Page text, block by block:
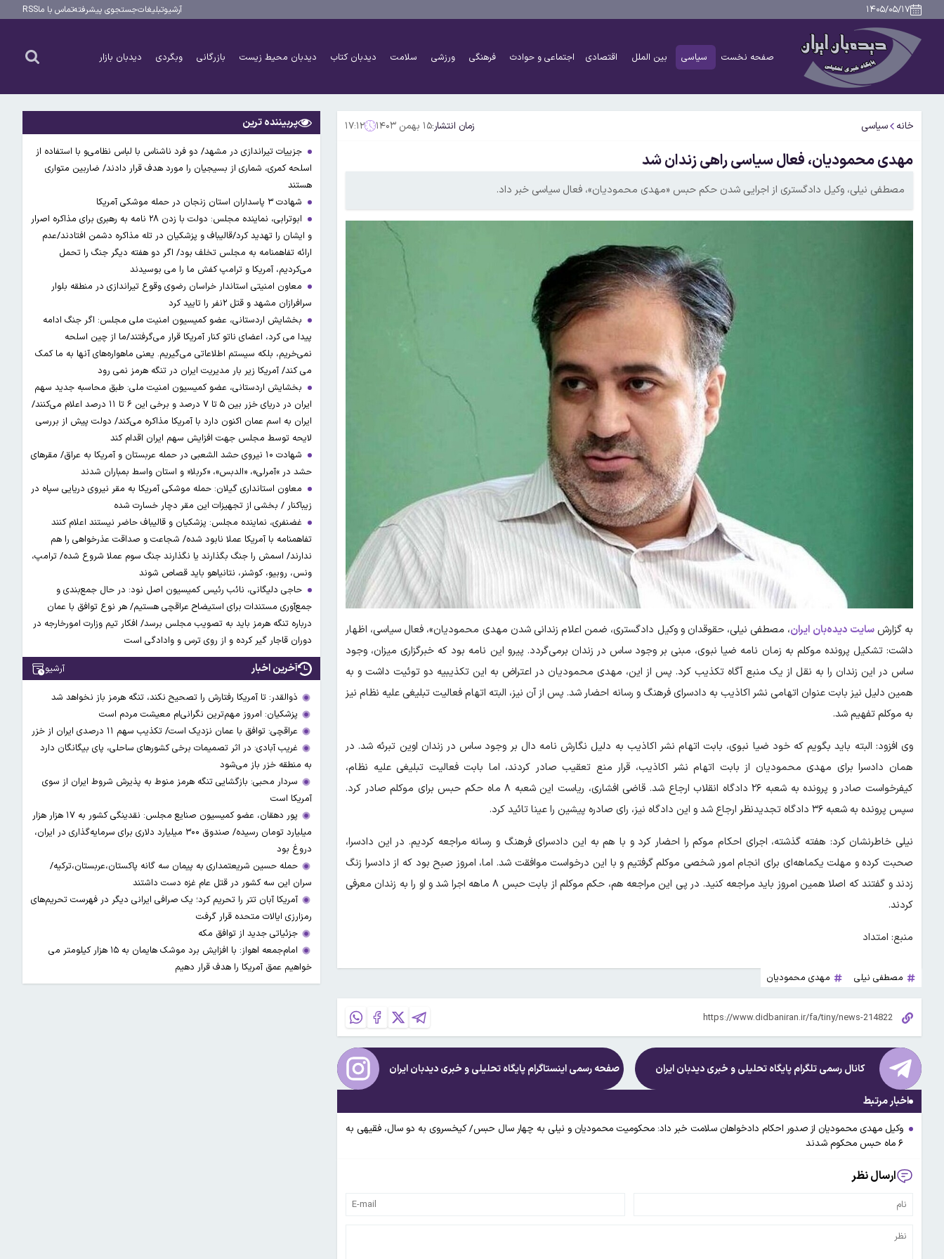
۱۴۰۵/۰۵/۱۷ آرشیوتبلیغاتجستجوی پیشرفتهتماس با ماRSS
صفحه نخست سیاسی بین الملل اقتصادی اجتماعی و حوادث فرهنگی ورزشی سلامت دیدبان کتاب دیدبان محیط زیست بازرگانی وبگردی دیدبان بازار
خانه سیاسی زمان انتشار:۱۵ بهمن ۱۴۰۳ ۱۷:۱۲
مهدی محمودیان، فعال سیاسی راهی زندان شد
مصطفی نیلی، وکیل دادگستری از اجرایی شدن حکم حبس «مهدی محمودیان»، فعال سیاسی خبر داد.
به گزارشسایت دیده‌بان ایران، مصطفی نیلی، حقوقدان و وکیل دادگستری، ضمن اعلام زندانی شدن مهدی محمودیان»، فعال سیاسی، اظهار
داشت: تشکیل پرونده موکلم به زمان نامه ضیا نبوی، مبنی بر وجود ساس در زندان برمی‌گردد. پیرو این نامه بود که خبرگزاری میزان، وجود
ساس در این زندان را به نقل از یک منبع آگاه تکذیب کرد. پس از این، مهدی محمودیان در اعتراض به این تکذیبیه دو توئیت داشت و به
همین دلیل نیز بابت عنوان اتهامی نشر اکاذیب به دادسرای فرهنگ و رسانه احضار شد. پس از آن نیز، البته اتهام فعالیت تبلیغی علیه نظام نیز
به موکلم تفهیم شد.
وی افزود: البته باید بگویم که خود ضیا نبوی، بابت اتهام نشر اکاذیب به دلیل نگارش نامه دال بر وجود ساس در زندان اوین تبرئه شد. در
همان دادسرا برای مهدی محمودیان از بابت اتهام نشر اکاذیب، قرار منع تعقیب صادر کردند، اما بابت فعالیت تبلیغی علیه نظام،
کیفرخواست صادر و پرونده به شعبه ۲۶ دادگاه انقلاب ارجاع شد. قاضی افشاری، ریاست این شعبه ۸ ماه حکم حبس برای موکلم صادر کرد.
سپس پرونده به شعبه ۳۶ دادگاه تجدیدنظر ارجاع شد و این دادگاه نیز، رای صادره پیشین را عینا تائید کرد.
نیلی خاطرنشان کرد: هفته گذشته، اجرای احکام موکم را احضار کرد و با هم به این دادسرای فرهنگ و رسانه مراجعه کردیم. در این دادسرا،
صحبت کرده و مهلت یکماهه‌ای برای انجام امور شخصی موکلم گرفتیم و با این درخواست موافقت شد. اما، امروز صبح بود که از دادسرا زنگ
زدند و گفتند که اصلا همین امروز باید مراجعه کنید. در پی این مراجعه هم، حکم موکلم از بابت حبس ۸ ماهه اجرا شد و او را به زندان معرفی
کردند.
منبع: امتداد
مصطفی نیلی مهدی محمودیان
کانال رسمی تلگرام پایگاه تحلیلی و خبریدیدبان ایران صفحه رسمی اینستاگرام پایگاه تحلیلی و خبریدیدبان ایران
اخبار مرتبط
وکیل مهدی محمودیان از صدور احکام دادخواهان سلامت خبر داد: محکومیت محمودیان و نیلی به چهار سال حبس/ کیخسروی به دو سال، فقیهی به
۶ ماه حبس محکوم شدند
ارسال نظر
پربیننده ترین
جزییات تیراندازی در مشهد/ دو فرد ناشناس با لباس نظامی‌و با استفاده از
اسلحه کمری، شماری از بسیجیان را مورد هدف قرار دادند/ ضاربین متواری
هستند
شهادت ۳ ‌پاسداران استان زنجان در حمله موشکی آمریکا
ابوترابی، نماینده مجلس: دولت با زدن ۲۸ نامه به رهبری برای مذاکره اصرار
و ایشان را تهدید کرد/قالیباف و پزشکیان در تله مذاکره دشمن افتادند/عدم
ارائه تفاهمنامه به مجلس تخلف بود/ اگر دو هفته دیگر جنگ را تحمل
می‌کردیم، آمریکا و ترامپ کفش ما را می بوسیدند
معاون امنیتی استاندار خراسان رضوی وقوع تیراندازی در منطقه بلوار
سرافرازان مشهد و قتل ۲نفر را تایید کرد
بخشایش اردستانی، عضو کمیسیون امنیت ملی مجلس: اگر جنگ ادامه
پیدا می کرد، اعضای ناتو کنار آمریکا قرار می‌گرفتند/ما از چین اسلحه
نمی‌خریم، بلکه سیستم اطلاعاتی می‌گیریم. یعنی ماهواره‌های آنها به ما کمک
می کند/ آمریکا زیر بار مدیریت ایران در تنگه هرمز نمی رود
بخشایش اردستانی، عضو کمیسیون امنیت ملی: طبق محاسبه جدید سهم
ایران در دریای خزر بین ۵ تا ۷ درصد و برخی این ۶ تا ۱۱ درصد اعلام می‌کنند/
ایران به اسم عمان اکنون دارد با آمریکا مذاکره می‌کند/ دولت پیش از بررسی
لایحه توسط مجلس جهت افزایش سهم ایران اقدام کند
شهادت ۱۰ نیروی حشد الشعبی در حمله عربستان و آمریکا به عراق/ مقرهای
حشد در »آمرلی»، «الدبس»، «کربلا« و استان واسط بمباران شدند
معاون استانداری گیلان: حمله موشکی آمریکا به مقر نیروی دریایی سپاه در
زیباکنار / بخشی از تجهیزات این مقر دچار خسارت شده
غضنفری، نماینده مجلس: پزشکیان و قالیباف حاضر نیستند اعلام کنند
تفاهمنامه با آمریکا عملا نابود شده/ شجاعت و صداقت عذرخواهی را هم
ندارند/ اسمش را جنگ بگذارند یا نگذارند جنگ سوم عملا شروع شده/ ترامپ،
ونس، روبیو، کوشنر، نتانیاهو باید قصاص شوند
حاجی دلیگانی، نائب رئیس کمیسیون اصل نود: در حال جمع‌بندی و
جمع‌آوری مستندات برای استیضاح عراقچی هستیم/ هر نوع توافق با عمان
درباره تنگه هرمز باید به تصویب مجلس برسد/ افکار تیم وزارت امورخارجه در
دوران قاجار گیر کرده و از روی ترس و وادادگی است
آخرین اخبار آرشیو
ذوالقدر: تا آمریکا رفتارش را تصحیح نکند، تنگه هرمز باز نخواهد شد
پزشکیان: امروز مهم‌ترین نگرانی‌ام معیشت مردم است
عراقچی: توافق با عمان نزدیک است/ تکذیب سهم ۱۱ درصدی ایران از خزر
غریب آبادی: در اثر تصمیمات برخی کشورهای ساحلی، پای بیگانگان دارد
به منطقه خزر باز می‌شود
سردار محبی: بازگشایی تنگه هرمز منوط به پذیرش شروط ایران از سوی
آمریکا است
پور دهقان، عضو کمیسیون صنایع مجلس: نقدینگی کشور به ۱۷ هزار هزار
میلیارد تومان رسیده/ صندوق ۳۰۰ میلیارد دلاری برای سرمایه‌گذاری در ایران،
دروغ بود
حمله حسین شریعتمداری به پیمان سه گانه پاکستان،عربستان،ترکیه/
سران این سه کشور در قتل عام غزه دست داشتند
آمریکا آبان تتر را تحریم کرد؛ یک صرافی ایرانی دیگر در فهرست تحریم‌های
رمزارزی ایالات متحده قرار گرفت
جزئیاتی جدید از توافق مکه
امام‌جمعه اهواز: با افزایش برد موشک هایمان به ۱۵ هزار کیلومتر می
خواهیم عمق آمریکا را هدف قرار دهیم